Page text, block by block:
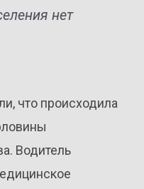
нет
что происходила
Водитель